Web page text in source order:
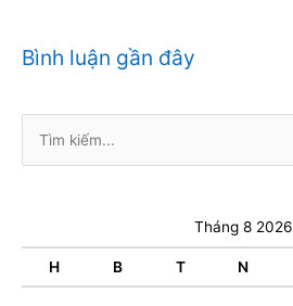
Bình luận gần đây
kiếm:
Tháng 8 2026
H B T N